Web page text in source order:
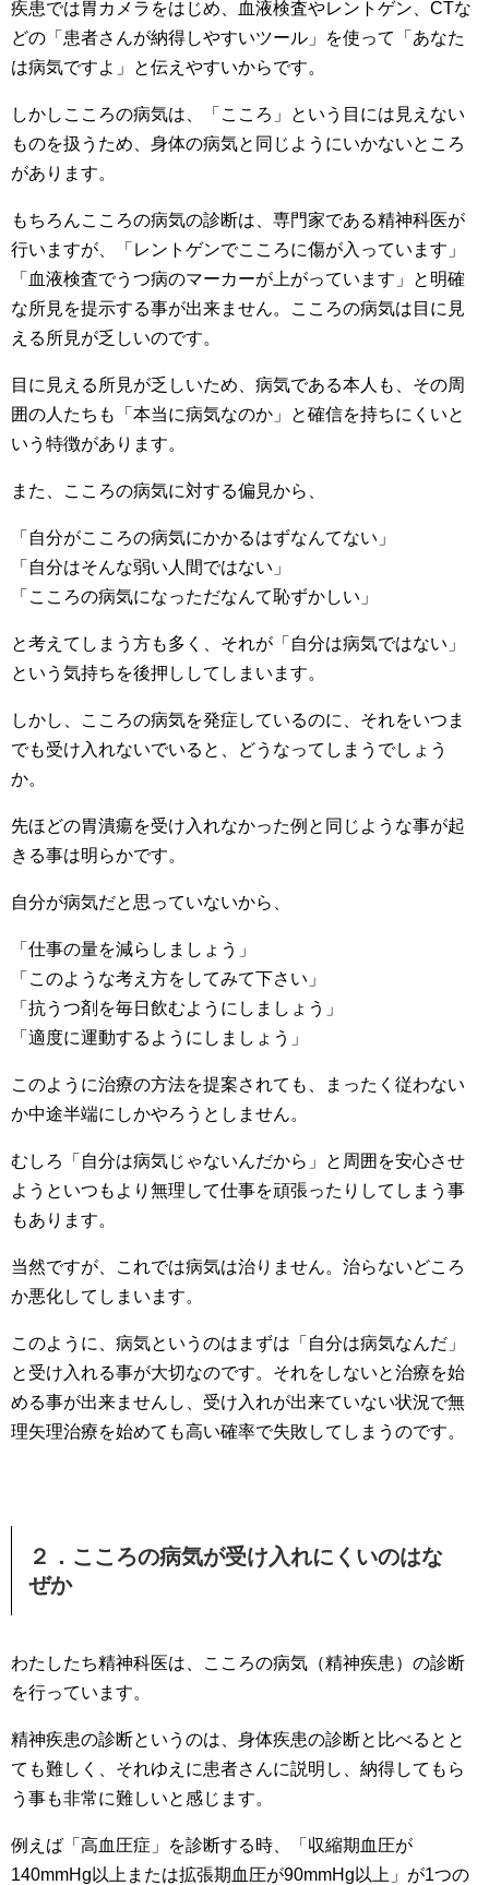
疾患では胃カメラをはじめ、血液検査やレントゲン、CTな
どの「患者さんが納得しやすいツール」を使って「あなた
は病気ですよ」と伝えやすいからです。
しかしこころの病気は、「こころ」という目には見えない
ものを扱うため、身体の病気と同じようにいかないところ
があります。
もちろんこころの病気の診断は、専門家である精神科医が
行いますが、「レントゲンでこころに傷が入っています」
「血液検査でうつ病のマーカーが上がっています」と明確
な所見を提示する事が出来ません。こころの病気は目に見
える所見が乏しいのです。
目に見える所見が乏しいため、病気である本人も、その周
囲の人たちも「本当に病気なのか」と確信を持ちにくいと
いう特徴があります。
また、こころの病気に対する偏見から、
「自分がこころの病気にかかるはずなんてない」
「自分はそんな弱い人間ではない」
「こころの病気になっただなんて恥ずかしい」
と考えてしまう方も多く、それが「自分は病気ではない」
という気持ちを後押ししてしまいます。
しかし、こころの病気を発症しているのに、それをいつま
でも受け入れないでいると、どうなってしまうでしょう
か。
先ほどの胃潰瘍を受け入れなかった例と同じような事が起
きる事は明らかです。
自分が病気だと思っていないから、
「仕事の量を減らしましょう」
「このような考え方をしてみて下さい」
「抗うつ剤を毎日飲むようにしましょう」
「適度に運動するようにしましょう」
このように治療の方法を提案されても、まったく従わない
か中途半端にしかやろうとしません。
むしろ「自分は病気じゃないんだから」と周囲を安心させ
ようといつもより無理して仕事を頑張ったりしてしまう事
もあります。
当然ですが、これでは病気は治りません。治らないどころ
か悪化してしまいます。
このように、病気というのはまずは「自分は病気なんだ」
と受け入れる事が大切なのです。それをしないと治療を始
める事が出来ませんし、受け入れが出来ていない状況で無
理矢理治療を始めても高い確率で失敗してしまうのです。
２．こころの病気が受け入れにくいのはな
ぜか
わたしたち精神科医は、こころの病気（精神疾患）の診断
を行っています。
精神疾患の診断というのは、身体疾患の診断と比べるとと
ても難しく、それゆえに患者さんに説明し、納得してもら
う事も非常に難しいと感じます。
例えば「高血圧症」を診断する時、「収縮期血圧が
140mmHg以上または拡張期血圧が90mmHg以上」が1つの